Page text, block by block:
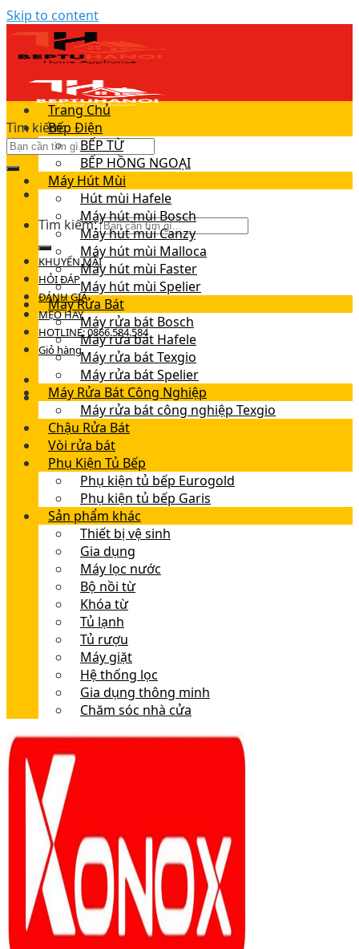
Skip to content
Tìm kiếm:
Tìm kiếm:
KHUYẾN MÃI
HỎI ĐÁP
ĐÁNH GIÁ
MẸO HAY
HOTLINE: 0866.584.584
Giỏ hàng
Trang Chủ
Bếp Điện
BẾP TỪ
BẾP HỒNG NGOẠI
Máy Hút Mùi
Hút mùi Hafele
Máy hút mùi Bosch
Máy hút mùi Canzy
Máy hút mùi Malloca
Máy hút mùi Faster
Máy hút mùi Spelier
Máy Rửa Bát
Máy rửa bát Bosch
Máy rửa bát Hafele
Máy rửa bát Texgio
Máy rửa bát Spelier
Máy Rửa Bát Công Nghiệp
Máy rửa bát công nghiệp Texgio
Chậu Rửa Bát
Vòi rửa bát
Phụ Kiện Tủ Bếp
Phụ kiện tủ bếp Eurogold
Phụ kiện tủ bếp Garis
Sản phẩm khác
Thiết bị vệ sinh
Gia dụng
Máy lọc nước
Bộ nồi từ
Khóa từ
Tủ lạnh
Tủ rượu
Máy giặt
Hệ thống lọc
Gia dụng thông minh
Chăm sóc nhà cửa